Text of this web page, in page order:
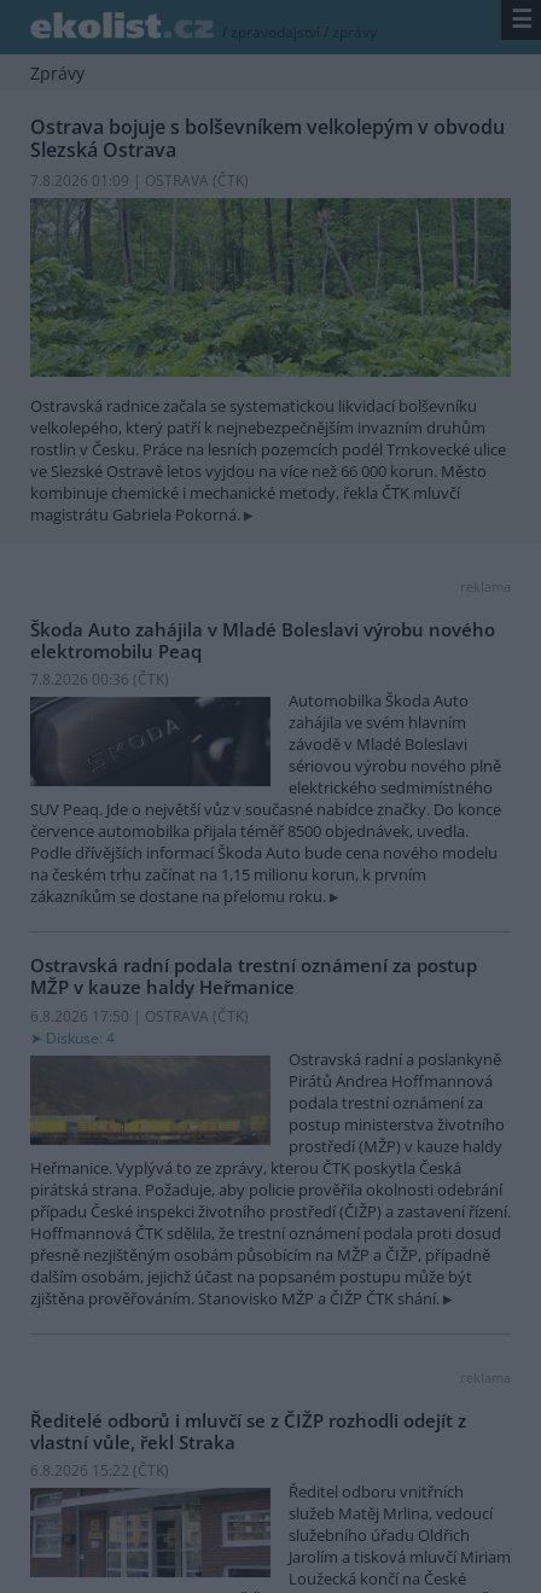
/ zpravodajství / zprávy ☰
Zprávy
Ostrava bojuje s bolševníkem velkolepým v obvodu
Slezská Ostrava
7.8.2026 01:09 | OSTRAVA (ČTK)
Ostravská radnice začala se systematickou likvidací bolševníku
velkolepého, který patří k nejnebezpečnějším invazním druhům
rostlin v Česku. Práce na lesních pozemcích podél Trnkovecké ulice
ve Slezské Ostravě letos vyjdou na více než 66 000 korun. Město
kombinuje chemické i mechanické metody, řekla ČTK mluvčí
magistrátu Gabriela Pokorná.
reklama
Škoda Auto zahájila v Mladé Boleslavi výrobu nového
elektromobilu Peaq
7.8.2026 00:36 (ČTK)
Automobilka Škoda Auto
zahájila ve svém hlavním
závodě v Mladé Boleslavi
sériovou výrobu nového plně
elektrického sedmimístného
SUV Peaq. Jde o největší vůz v současné nabídce značky. Do konce
července automobilka přijala téměř 8500 objednávek, uvedla.
Podle dřívějších informací Škoda Auto bude cena nového modelu
na českém trhu začínat na 1,15 milionu korun, k prvním
zákazníkům se dostane na přelomu roku.
Ostravská radní podala trestní oznámení za postup
MŽP v kauze haldy Heřmanice
6.8.2026 17:50 | OSTRAVA (ČTK)
Diskuse: 4
Ostravská radní a poslankyně
Pirátů Andrea Hoffmannová
podala trestní oznámení za
postup ministerstva životního
prostředí (MŽP) v kauze haldy
Heřmanice. Vyplývá to ze zprávy, kterou ČTK poskytla Česká
pirátská strana. Požaduje, aby policie prověřila okolnosti odebrání
případu České inspekci životního prostředí (ČIŽP) a zastavení řízení.
Hoffmannová ČTK sdělila, že trestní oznámení podala proti dosud
přesně nezjištěným osobám působícím na MŽP a ČIŽP, případně
dalším osobám, jejichž účast na popsaném postupu může být
zjištěna prověřováním. Stanovisko MŽP a ČIŽP ČTK shání.
reklama
Ředitelé odborů i mluvčí se z ČIŽP rozhodli odejít z
vlastní vůle, řekl Straka
6.8.2026 15:22 (ČTK)
Ředitel odboru vnitřních
služeb Matěj Mrlina, vedoucí
služebního úřadu Oldřich
Jarolím a tisková mluvčí Miriam
Loužecká končí na České